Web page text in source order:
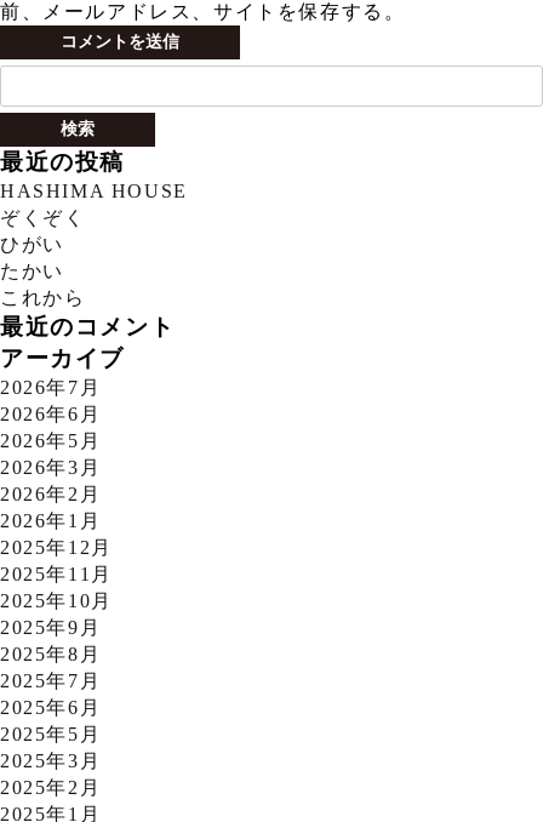
前、メールアドレス、サイトを保存する。
検
最近の投稿
HASHIMA HOUSE
ぞくぞく
ひがい
たかい
これから
最近のコメント
アーカイブ
2026年7月
2026年6月
2026年5月
2026年3月
2026年2月
2026年1月
2025年12月
2025年11月
2025年10月
2025年9月
2025年8月
2025年7月
2025年6月
2025年5月
2025年3月
2025年2月
2025年1月